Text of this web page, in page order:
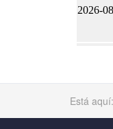
Está aquí: